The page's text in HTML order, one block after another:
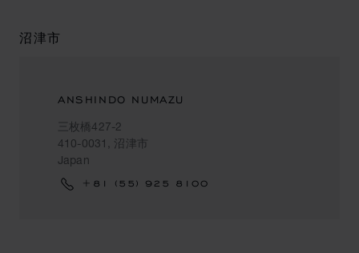
沼津市
ANSHINDO NUMAZU
三枚橋427-2
410-0031, 沼津市
Japan
+81 (55) 925 8100